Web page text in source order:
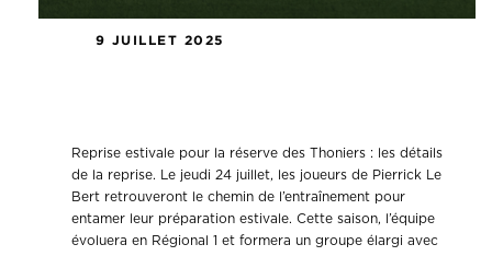
9 JUILLET 2025
Reprise estivale pour la réserve des Thoniers : les détails
de la reprise. Le jeudi 24 juillet, les joueurs de Pierrick Le
Bert retrouveront le chemin de l’entraînement pour
entamer leur préparation estivale. Cette saison, l’équipe
évoluera en Régional 1 et formera un groupe élargi avec